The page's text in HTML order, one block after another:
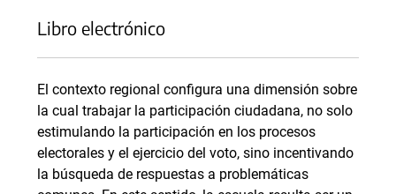
Libro electrónico
El contexto regional configura una dimensión sobre
la cual trabajar la participación ciudadana, no solo
estimulando la participación en los procesos
electorales y el ejercicio del voto, sino incentivando
la búsqueda de respuestas a problemáticas